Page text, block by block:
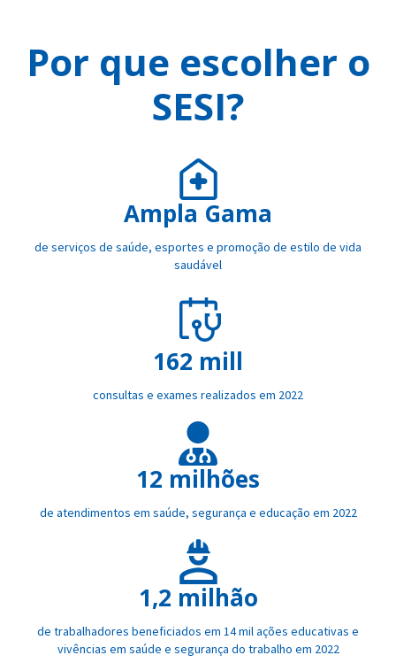
Por que escolher o
SESI?
Ampla Gama
de serviços de saúde, esportes e promoção de estilo de vida
saudável
162 mill
consultas e exames realizados em 2022
12 milhões
de atendimentos em saúde, segurança e educação em 2022
1,2 milhão
de trabalhadores beneficiados em 14 mil ações educativas e
vivências em saúde e segurança do trabalho em 2022